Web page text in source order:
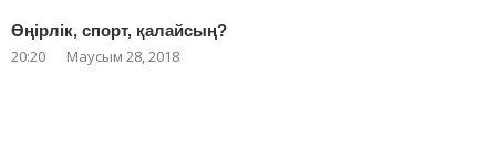
Өңірлік, спорт, қалайсың?
20:20 Маусым 28, 2018